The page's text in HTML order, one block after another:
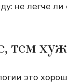
не легче
тем
это